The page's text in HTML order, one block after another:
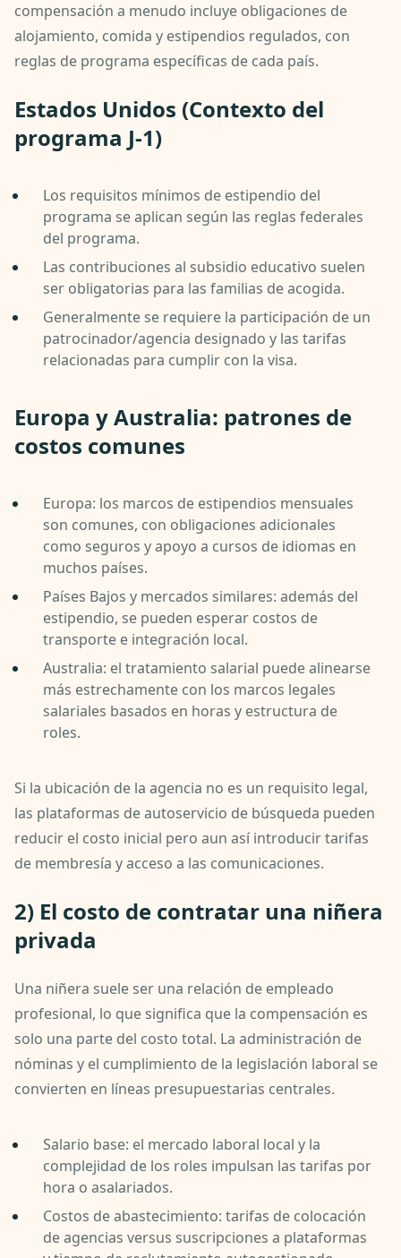
compensación a menudo incluye obligaciones de
alojamiento, comida y estipendios regulados, con
reglas de programa específicas de cada país.
Estados Unidos (Contexto del
programa J-1)
Los requisitos mínimos de estipendio del
programa se aplican según las reglas federales
del programa.
Las contribuciones al subsidio educativo suelen
ser obligatorias para las familias de acogida.
Generalmente se requiere la participación de un
patrocinador/agencia designado y las tarifas
relacionadas para cumplir con la visa.
Europa y Australia: patrones de
costos comunes
Europa: los marcos de estipendios mensuales
son comunes, con obligaciones adicionales
como seguros y apoyo a cursos de idiomas en
muchos países.
Países Bajos y mercados similares: además del
estipendio, se pueden esperar costos de
transporte e integración local.
Australia: el tratamiento salarial puede alinearse
más estrechamente con los marcos legales
salariales basados ​​en horas y estructura de
roles.
Si la ubicación de la agencia no es un requisito legal,
las plataformas de autoservicio de búsqueda pueden
reducir el costo inicial pero aun así introducir tarifas
de membresía y acceso a las comunicaciones.
2) El costo de contratar una niñera
privada
Una niñera suele ser una relación de empleado
profesional, lo que significa que la compensación es
solo una parte del costo total. La administración de
nóminas y el cumplimiento de la legislación laboral se
convierten en líneas presupuestarias centrales.
Salario base: el mercado laboral local y la
complejidad de los roles impulsan las tarifas por
hora o asalariados.
Costos de abastecimiento: tarifas de colocación
de agencias versus suscripciones a plataformas